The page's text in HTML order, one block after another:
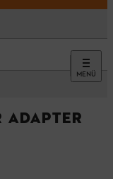
MENÜ
Adapter